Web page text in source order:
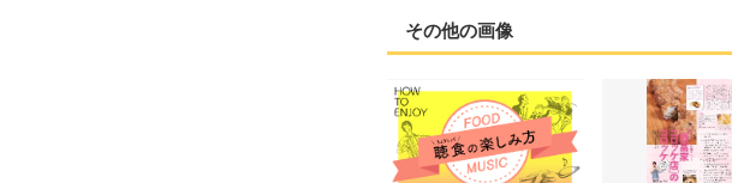
その他の画像